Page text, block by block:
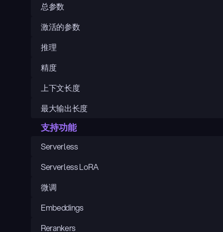
总参数
激活的参数
推理
精度
上下文长度
最大输出长度
支持功能
Serverless
Serverless LoRA
微调
Embeddings
Rerankers